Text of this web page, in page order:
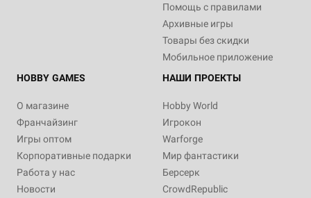
Помощь с правилами
Архивные игры
Товары без скидки
Мобильное приложение
HOBBY GAMES
О магазине
Франчайзинг
Игры оптом
Корпоративные подарки
Работа у нас
Новости
НАШИ ПРОЕКТЫ
Hobby World
Игрокон
Warforge
Мир фантастики
Берсерк
CrowdRepublic